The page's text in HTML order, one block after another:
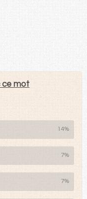
ce mot
14%
7%
7%